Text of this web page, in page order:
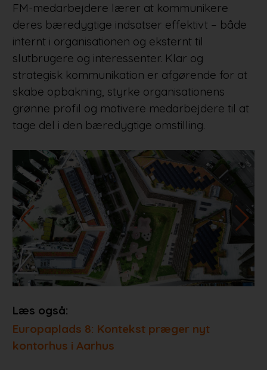
FM-medarbejdere lærer at kommunikere
deres bæredygtige indsatser effektivt – både
internt i organisationen og eksternt til
slutbrugere og interessenter. Klar og
strategisk kommunikation er afgørende for at
skabe opbakning, styrke organisationens
grønne profil og motivere medarbejdere til at
tage del i den bæredygtige omstilling.
Læs også:
Europaplads 8: Kontekst præger nyt
kontorhus i Aarhus